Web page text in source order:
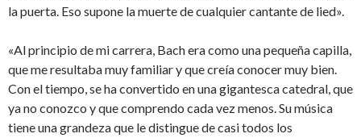
la puerta. Eso supone la muerte de cualquier cantante de lied».
«Al principio de mi carrera, Bach era como una pequeña capilla,
que me resultaba muy familiar y que creía conocer muy bien.
Con el tiempo, se ha convertido en una gigantesca catedral, que
ya no conozco y que comprendo cada vez menos. Su música
tiene una grandeza que le distingue de casi todos los